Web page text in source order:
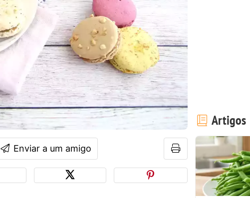
Enviar a um amigo
Artigos